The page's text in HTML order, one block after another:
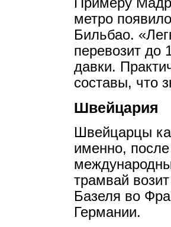
метро
Бильбао.
перевозит до
давки.
составы, что
Швейцария
Швейцарцы
именно,
трамвай
Базеля во
Германии.